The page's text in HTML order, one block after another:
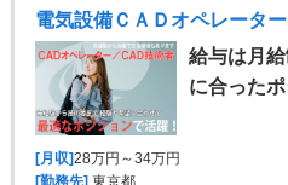
給与は月
に合った
[月収]28万円～34万円
[勤務先]東京都